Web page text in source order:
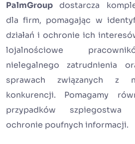
PalmGroup dostarcza
dla firm, pomagając w
działań i ochronie ich
lojalnościowe
nielegalnego zatrudnienia
sprawach związanych z
konkurencji. Pomagamy
przypadków szpiegostwa
ochronie poufnych informacji.